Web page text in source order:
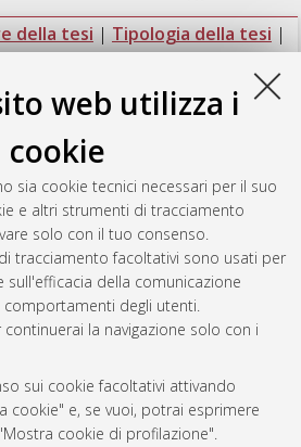
web utilizza i
cookie
sia cookie tecnici necessari per il suo
e altri strumenti di tracciamento
solo con il tuo consenso.
tracciamento facoltativi sono usati per
sull'efficacia della comunicazione
comportamenti degli utenti.
la navigazione solo con i
sui cookie facoltativi attivando
cookie" e, se vuoi, potrai esprimere
cookie di profilazione".
della tesi | Tipologia della tesi |
raggruppamento
Enhanced ECL Emission in
Silica Nanoparticles.[Laurea
Bologna, Corso di Studio inChimica
, Documento ad accesso riservato.
generata ilSun Aug 9 14:03:55 2026
CEST